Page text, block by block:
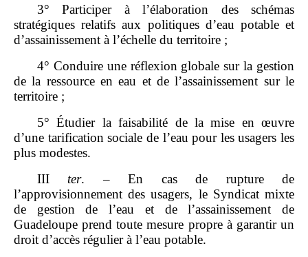
3° Participer à l’élaboration des schémas
stratégiques relatifs aux politiques d’eau potable et
d’assainissement à l’échelle du territoire ;
4° Conduire une réflexion globale sur la gestion
de la ressource en eau et de l’assainissement sur le
territoire ;
5° Étudier la faisabilité de la mise en œuvre
d’une tarification sociale de l’eau pour les usagers les
plus modestes.
III ter. – En cas de rupture de
l’approvisionnement des usagers, le Syndicat mixte
de gestion de l’eau et de l’assainissement de
Guadeloupe prend toute mesure propre à garantir un
droit d’accès régulier à l’eau potable.